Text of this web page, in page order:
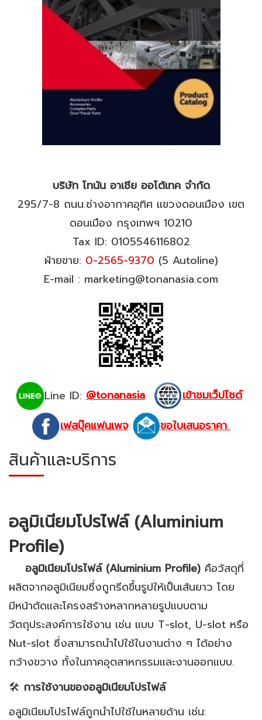
บริษัท โทนัน อาเชีย ออโต้เทค จำกัด
295/7-8 ถนน.ช่างอากาศอุทิศ เเขวงดอนเมือง เขต
ดอนเมือง กรุงเทพฯ 10210
Tax ID: 0105546116802
ฝ่ายขาย: 0-2565-9370 (5 Autoline)
E-mail : marketing@tonanasia.com
Line ID: @tonanasia
เข้าชมเว็ปไซต์
เฟสบุ๊คแฟนเพจ
ขอใบเสนอราคา
สินค้าและบริการ
อลูมิเนียมโปรไฟล์ (Aluminium
Profile)
อลูมิเนียมโปรไฟล์ (Aluminium Profile) คือวัสดุที่
ผลิตจากอลูมิเนียมซึ่งถูกรีดขึ้นรูปให้เป็นเส้นยาว โดย
มีหน้าตัดและโครงสร้างหลากหลายรูปแบบตาม
วัตถุประสงค์การใช้งาน เช่น แบบ T-slot, U-slot หรือ
Nut-slot ซึ่งสามารถนำไปใช้ในงานต่าง ๆ ได้อย่าง
กว้างขวาง ทั้งในภาคอุตสาหกรรมและงานออกแบบ.
🛠️ การใช้งานของอลูมิเนียมโปรไฟล์
อลูมิเนียมโปรไฟล์ถูกนำไปใช้ในหลายด้าน เช่น: